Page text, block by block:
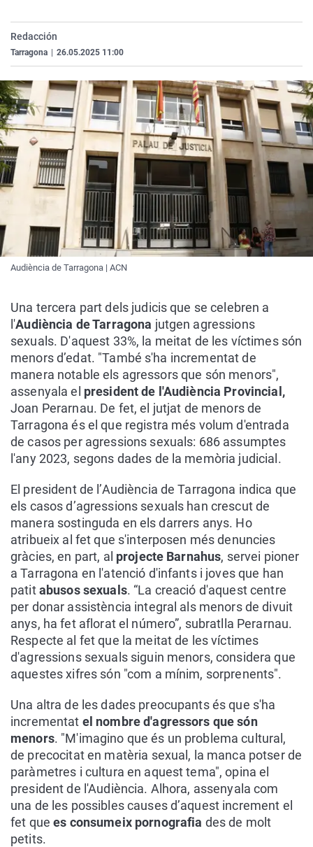
Operación Viuda
Navarra
País Vasco
Redacción
Tarragona 26.05.2025 11:00
Audiència de Tarragona | ACN
Una tercera part dels judicis que se celebren a
l'Audiència de Tarragona jutgen agressions
sexuals. D'aquest 33%, la meitat de les víctimes són
menors d’edat. "També s'ha incrementat de
manera notable els agressors que són menors",
assenyala el president de l'Audiència Provincial,
Joan Perarnau. De fet, el jutjat de menors de
Tarragona és el que registra més volum d'entrada
de casos per agressions sexuals: 686 assumptes
l'any 2023, segons dades de la memòria judicial.
El president de l’Audiència de Tarragona indica que
els casos d’agressions sexuals han crescut de
manera sostinguda en els darrers anys. Ho
atribueix al fet que s'interposen més denuncies
gràcies, en part, al projecte Barnahus, servei pioner
a Tarragona en l'atenció d'infants i joves que han
patitabusos sexuals. “La creació d'aquest centre
per donar assistència integral als menors de divuit
anys, ha fet aflorat el número”, subratlla Perarnau.
Respecte al fet que la meitat de les víctimes
d'agressions sexuals siguin menors, considera que
aquestes xifres són "com a mínim, sorprenents".
Una altra de les dades preocupants és que s'ha
incrementat el nombre d'agressors que són
menors. "M'imagino que és un problema cultural,
de precocitat en matèria sexual, la manca potser de
paràmetres i cultura en aquest tema", opina el
president de l'Audiència. Alhora, assenyala com
una de les possibles causes d’aquest increment el
fet que es consumeix pornografia des de molt
petits.